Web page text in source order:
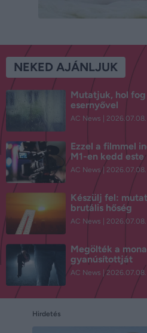
NEKED AJÁNLJUK
Mutatjuk, hol
esernyővel
AC News 2026.07.08.
Ezzel a filmmel
M1-en kedd este
AC News 2026.07.08.
Készülj fel:
brutális hőség
AC News 2026.07.08.
Megölték a
gyanúsítottját
AC News 2026.07.08.
Hirdetés